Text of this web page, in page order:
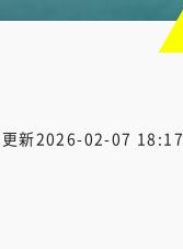
新2026-02-07 18:17